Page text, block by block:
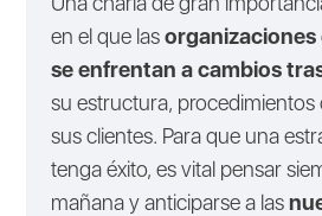
en el que lasorganizaciones
se enfrentan a cambios
su estructura, procedimientos
sus clientes. Para que una
tenga éxito, es vital pensar
mañana y anticiparse a las